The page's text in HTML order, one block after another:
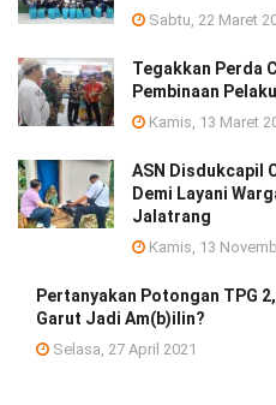
Sabtu, 22 Maret
Tegakkan Perda
Pembinaan
Kamis, 13 Maret
ASN Disdukcapil
Demi Layani
Jalatrang
Kamis, 13
Pertanyakan Potongan TPG
Garut Jadi Am(b)ilin?
Selasa, 27 April 2021